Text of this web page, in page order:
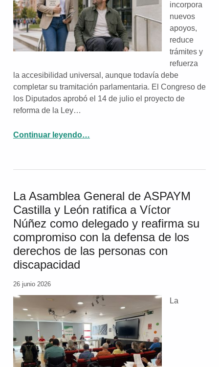
incorpora
nuevos
apoyos,
reduce
trámites y
refuerza
la accesibilidad universal, aunque todavía debe
completar su tramitación parlamentaria. El Congreso de
los Diputados aprobó el 14 de julio el proyecto de
reforma de la Ley…
Continuar leyendo“La reforma de las leyes de discapacidad y dependencia avanza hacia un modelo centrado en la autonomía personal”
…
La Asamblea General de ASPAYM
Castilla y León ratifica a Víctor
Núñez como delegado y reafirma su
compromiso con la defensa de los
derechos de las personas con
discapacidad
26 junio 2026
La